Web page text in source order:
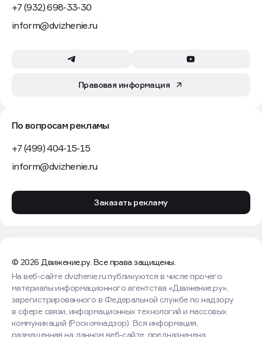
+7 (932) 698-33-30
inform@dvizhenie.ru
Правовая информация
По вопросам рекламы
+7 (499) 404-15-15
inform@dvizhenie.ru
Заказать рекламу
© 2026 Движение.ру. Все права защищены.
На веб-сайте dvizhenie.ru публикуются в числе прочего
материалы информационного агентства «Движение.ру»,
зарегистрированного в Федеральной службе по надзору
в сфере связи, информационных технологий и массовых
коммуникаций (Роскомнадзор). Вся информация,
размещенная на данном веб-сайте, предназначена